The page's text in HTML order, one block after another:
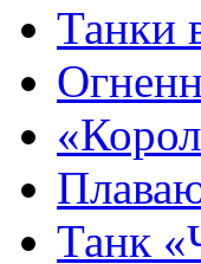
Танки
Танк